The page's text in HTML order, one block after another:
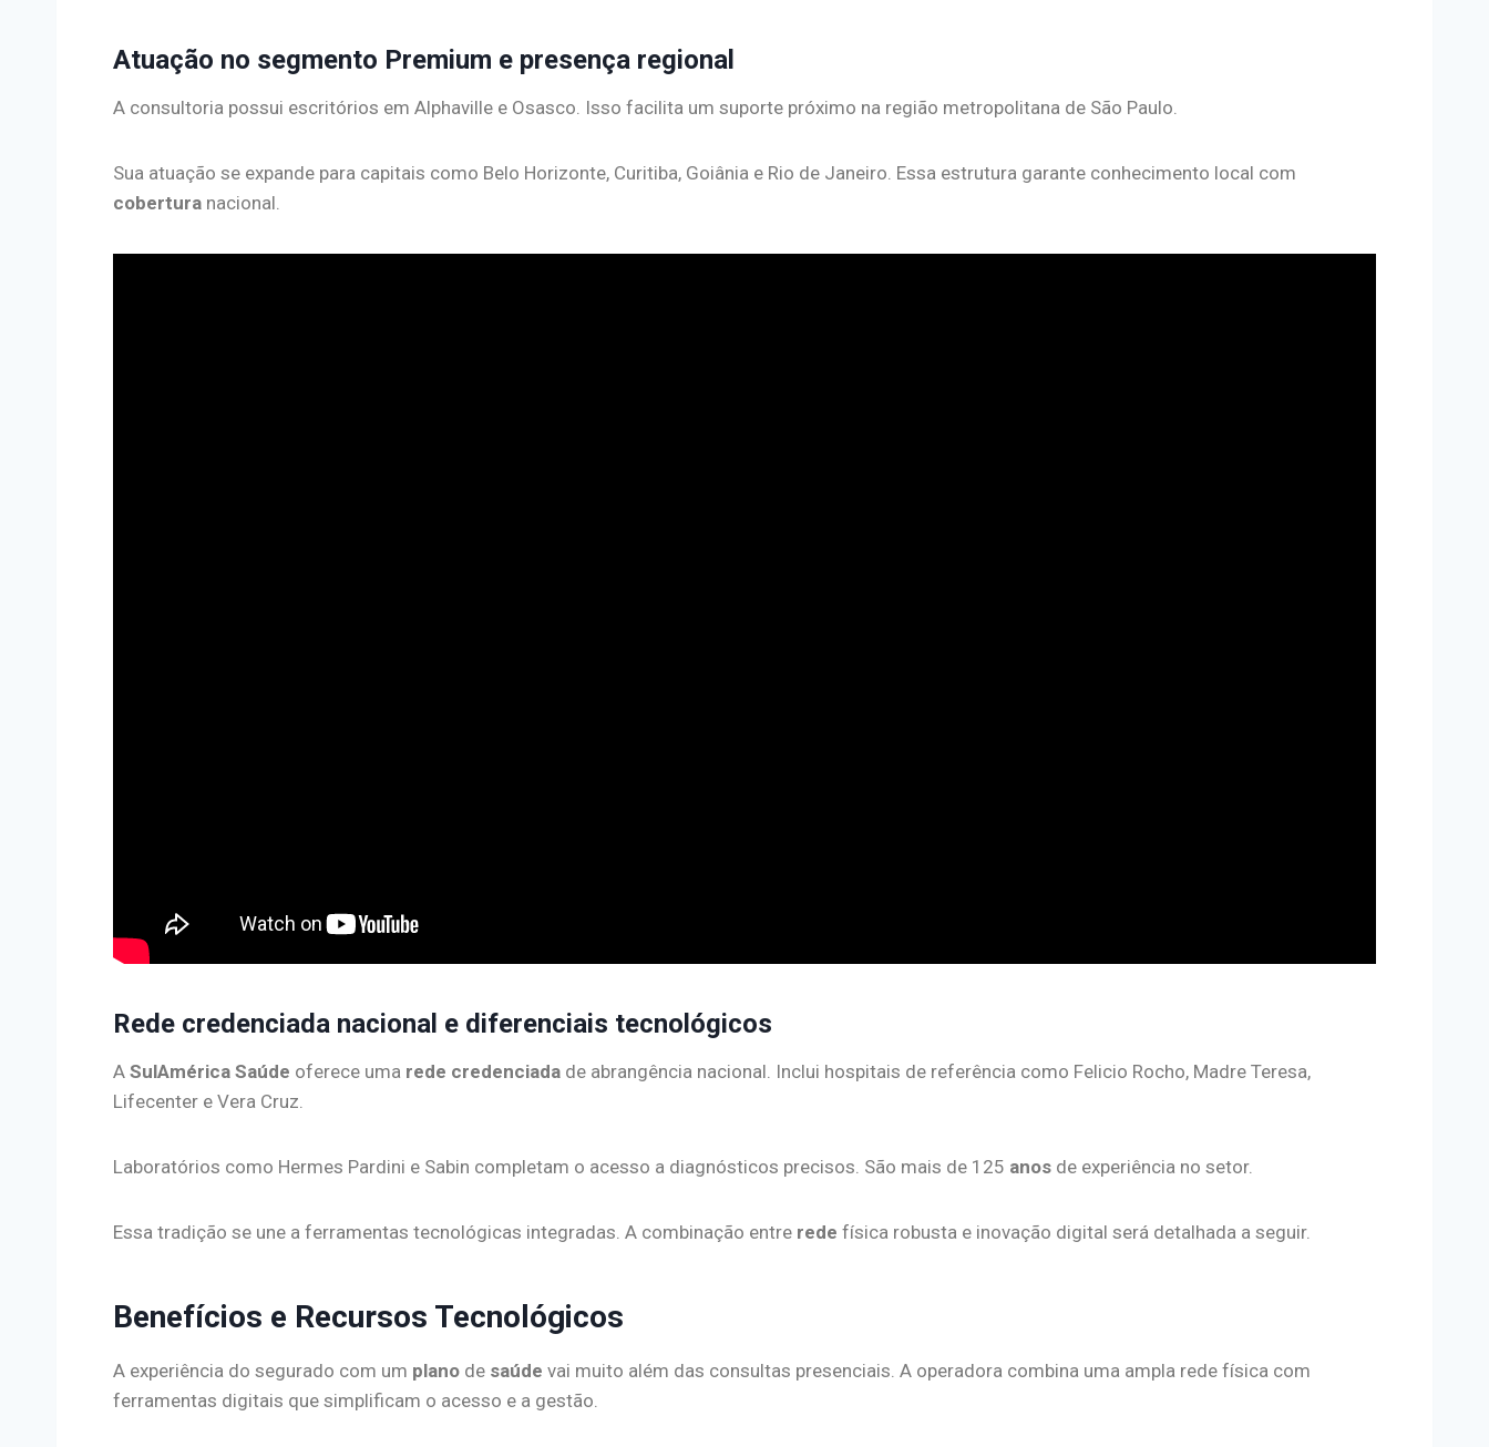
Atuação no segmento Premium e presença regional
A consultoria possui escritórios em Alphaville e Osasco. Isso facilita um suporte próximo na região metropolitana de São Paulo.
Sua atuação se expande para capitais como Belo Horizonte, Curitiba, Goiânia e Rio de Janeiro. Essa estrutura garante conhecimento local com
cobertura nacional.
Rede credenciada nacional e diferenciais tecnológicos
A SulAmérica Saúde oferece uma rede credenciada de abrangência nacional. Inclui hospitais de referência como Felicio Rocho, Madre Teresa,
Lifecenter e Vera Cruz.
Laboratórios como Hermes Pardini e Sabin completam o acesso a diagnósticos precisos. São mais de 125 anos de experiência no setor.
Essa tradição se une a ferramentas tecnológicas integradas. A combinação entre rede física robusta e inovação digital será detalhada a seguir.
Benefícios e Recursos Tecnológicos
A experiência do segurado com um plano de saúde vai muito além das consultas presenciais. A operadora combina uma ampla rede física com
ferramentas digitais que simplificam o acesso e a gestão.